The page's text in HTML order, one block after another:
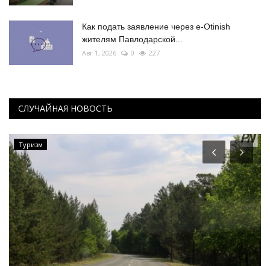
Как подать заявление через e-Otinish
жителям Павлодарской...
Авг 1, 2026 0 227
СЛУЧАЙНАЯ НОВОСТЬ
Туризм